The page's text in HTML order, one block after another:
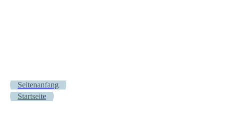
Seitenanfang
Startseite